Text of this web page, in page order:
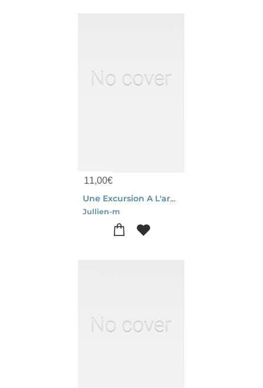
11,00€
Une Excursion A L'arbre De La Vierge, Pres Le Caire
Jullien-m